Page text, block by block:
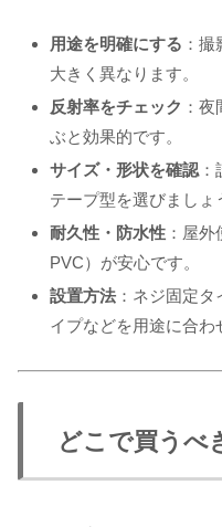
用途を明確にする ：
大きく異なります。
反射率をチェック ：
ぶと効果的です。
サイズ・形状を確認
テープ型を選びましょ
耐久性・防水性 ：屋
PVC）が安心です。
設置方法 ：ネジ固定
イプなどを用途に合わ
どこで買うべ